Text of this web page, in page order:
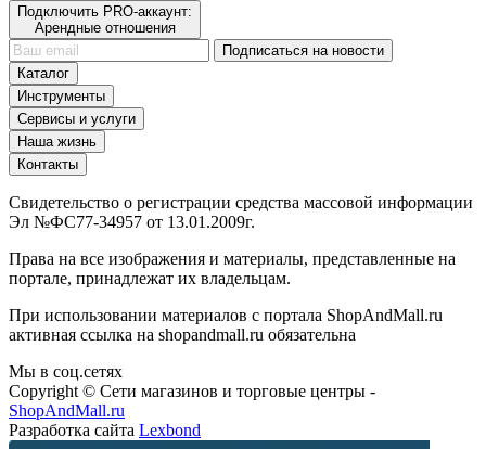
Подключить PRO-аккаунт:
Арендные отношения
Подписаться на новости
Каталог
Инструменты
Сервисы и услуги
Наша жизнь
Контакты
Свидетельство о регистрации средства массовой информации
Эл №ФС77-34957 от 13.01.2009г.
Права на все изображения и материалы, представленные на
портале, принадлежат их владельцам.
При использовании материалов с портала ShopAndMall.ru
активная ссылка на shopandmall.ru обязательна
Мы в соц.сетях
Copyright © Сети магазинов и торговые центры -
ShopAndMall.ru
Разработка сайта Lexbond